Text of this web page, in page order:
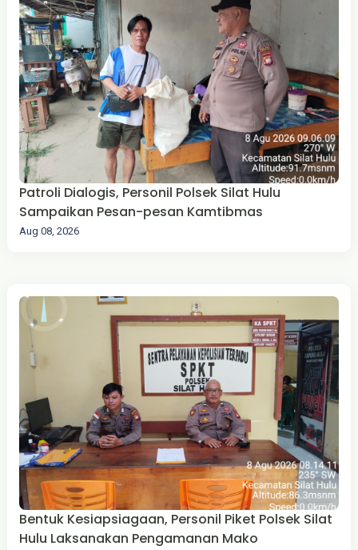
Patroli Dialogis, Personil Polsek Silat Hulu
Sampaikan Pesan-pesan Kamtibmas
Aug 08, 2026
Bentuk Kesiapsiagaan, Personil Piket Polsek Silat
Hulu Laksanakan Pengamanan Mako